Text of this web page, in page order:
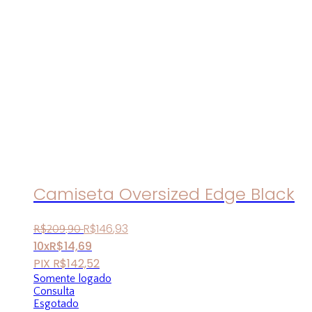
Camiseta Oversized Edge Black
R$209,90 R$146,93
10xR$14,69
PIX R$142,52
Somente logado
Consulta
Esgotado